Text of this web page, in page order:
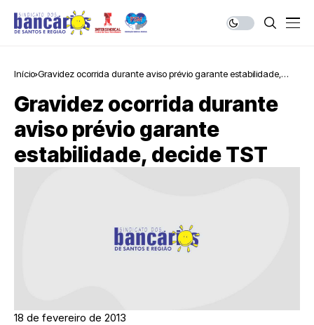
Início Gravidez ocorrida durante aviso prévio garante estabilidade,
Gravidez ocorrida durante
aviso prévio garante
estabilidade, decide TST
18 de fevereiro de 2013